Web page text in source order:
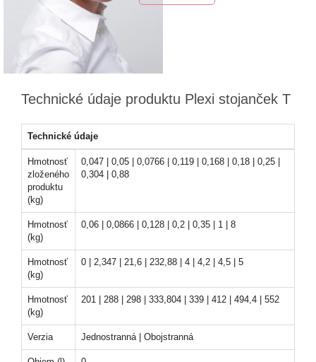
Technické údaje produktu Plexi stojanček T
Technické údaje
Hmotnosť
zloženého
produktu
(kg)
0,047 | 0,05 | 0,0766 | 0,119 | 0,168 | 0,18 | 0,25 |
0,304 | 0,88
Hmotnosť
(kg)
0,06 | 0,0866 | 0,128 | 0,2 | 0,35 | 1 | 8
Hmotnosť
(kg)
0 | 2,347 | 21,6 | 232,88 | 4 | 4,2 | 4,5 | 5
Hmotnosť
(kg)
201 | 288 | 298 | 333,804 | 339 | 412 | 494,4 | 552
Verzia Jednostranná | Obojstranná